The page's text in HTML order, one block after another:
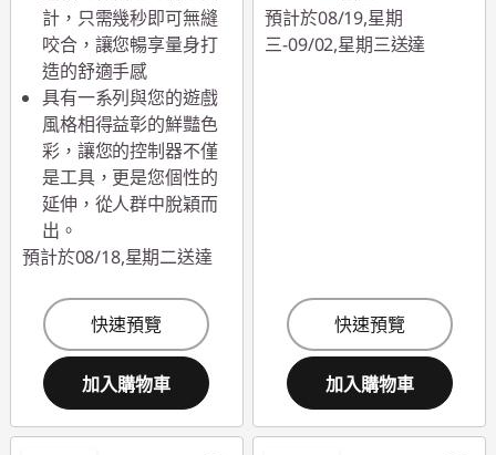
計，只需幾秒即可無縫
咬合，讓您暢享量身打
造的舒適手感
具有一系列與您的遊戲
風格相得益彰的鮮豔色
彩，讓您的控制器不僅
是工具，更是您個性的
延伸，從人群中脫穎而
出。
預計於08/18,星期二送達
快速預覽
加入購物車
預計於08/19,星期
三-09/02,星期三送達
快速預覽
加入購物車